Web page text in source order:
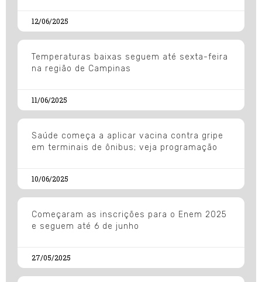
12/06/2025
Temperaturas baixas seguem até sexta-feira
na região de Campinas
11/06/2025
Saúde começa a aplicar vacina contra gripe
em terminais de ônibus; veja programação
10/06/2025
Começaram as inscrições para o Enem 2025
e seguem até 6 de junho
27/05/2025